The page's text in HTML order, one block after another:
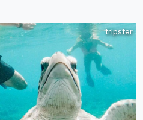
tripster